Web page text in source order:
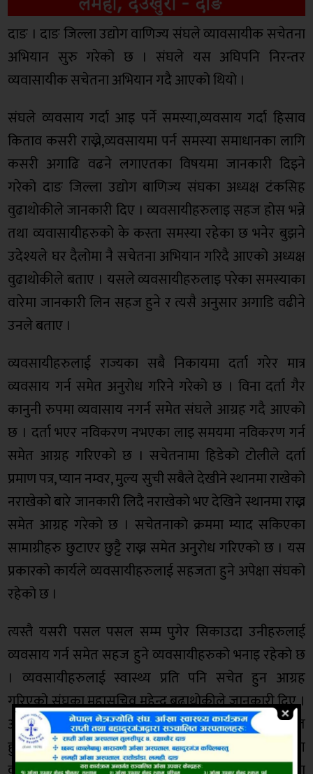
दाङ । दाङ जिल्ला उद्योग वाणिज्य संघले व्यावसायीक सचेतना
अभियान सुरु गरेको छ । संघले यस अघिपनि निरन्तर
व्यवासायीक सचेतना अभियान गदै आएको थियो ।
संघले व्यवसाय गर्दा आइ पर्ने समस्या,व्यवसाय गर्दा हिसाव
किताव कसरी राख्ने,व्यवसायमा पर्न समस्या समाधानका लागि
कसरी अगाढि वढने लगाएतका विषयमा जानकारी दिइने
गरेको दाङ जिल्ला उद्योग बाणिज्य संघका अध्यक्ष टंकसिह
वुढाथोकीले जानकारी दिए । व्यवसायीहरुलाइ सहज होस भन्ने
तथा व्यवासायीहरुको के कस्ता समस्या रहेका छ भनेर बुझने
उदेश्यले घर दैलोमा नै सचेतना अभियान गरिदै आएको अध्यक्ष
वुढाथोकीले बताए । यसले व्यवसायीहरुलाइ परेका समस्याका
वारेमा जानकारी लिन सहज हुने र त्यसै अनुसार अगाडि वढीने
उनले बताए ।
व्यवसायीहरुलाई राज्यका सबै निकायमा दर्ता गरेर मात्र
व्यवसाय गर्न समेत अनुरोध गरिने गरेको छ । विना दर्ता गैर
कानुनी रुपमा व्यवासाय नगर्न समेत संघले आग्रह गदै आएको
छ । दर्ता भएर नविकरण नभएका लाइ समयमा नविकरण गर्न
समेत आग्रह गरिएको छ । सचेतनामा हिडेको टोलीले दर्ता
प्रमाण पत्र, प्यान नम्वर, मुल्य सुची सबैले देखीने स्थानमा राखेको
नराखेको बारे जानकारी लिदै नराखेको भए देखिने स्थानमा राख्न
समेत आग्रह गरेको छ । सचेतनाको क्रममा म्याद सकिएका
सामाग्रीहरु छुटाएर छुट्टै राख्न समेत अनुरोध गरिएको छ । यस
प्रकारको कार्यले व्यवसायीहरुलाई सहजता हुने अपेक्षा संघको
रहेको छ ।
त्यस्तै यसरी पसल पसल सम्म पुगेर सिकाउदा उनीहरुलाई
व्यवसाय गर्न समेत सहज हुने व्यवसायीहरुको भनाइ रहेको छ
। व्यवसायीहरुलाई स्वास्थ्य प्रति पनि सचेत हुन आग्रह
गरिएको संघका महासचिव महेन्द्र बुढाथोकीले जानकारी दिए ।
अहिले पनि विभिन्न प्रकारको रोगको जोखिम रहेको भन्दै सचेत
हुन आग्रह गरिएको उनले बताए । सचेतना अभियानलाई उद्योग